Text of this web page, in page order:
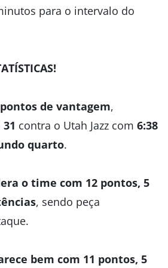
para o intervalo do
de vantagem,
31 contra o Utah Jazz com 6:38
quarto.
o time com 12 pontos, 5
, sendo peça
bem com 11 pontos, 5